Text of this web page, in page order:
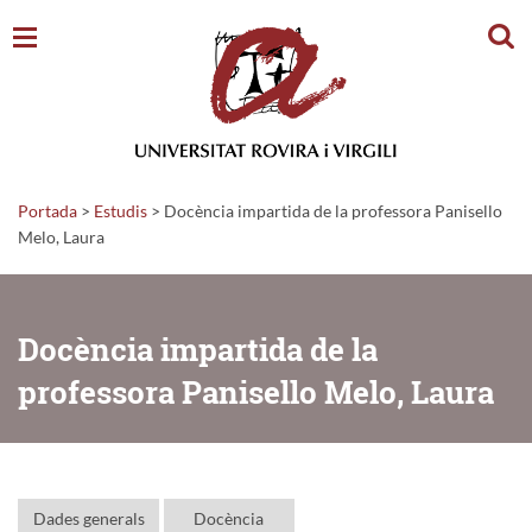
Portada > Estudis > Docència impartida de la professora Panisello
Melo, Laura
Docència impartida de la
professora Panisello Melo, Laura
Dades generals
Docència